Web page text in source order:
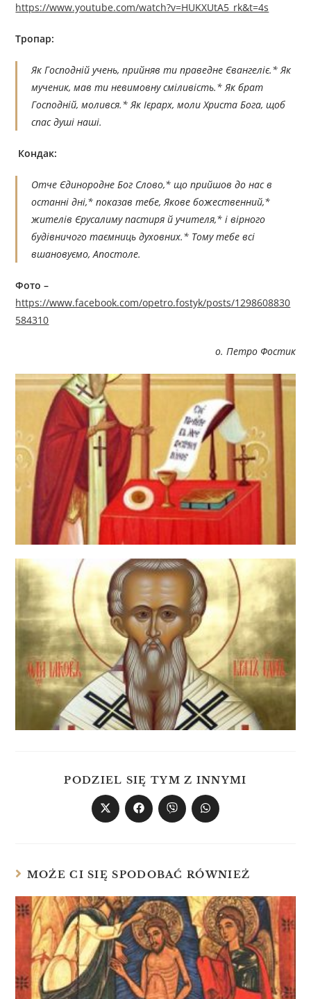
https://www.youtube.com/watch?v=HUKXUtA5_rk&t=4s
Тропар:
Як Господній учень, прийняв ти праведне Євангеліє.* Як
мученик, мав ти невимовну сміливість.* Як брат
Господній, молився.* Як Ієрарх, моли Христа Бога, щоб
спас душі наші.
Кондак:
Отче Єдинородне Бог Слово,* що прийшов до нас в
останні дні,* показав тебе, Якове божественний,*
жителів Єрусалиму пастиря й учителя,* і вірного
будівничого таємниць духовних.* Тому тебе всі
вшановуємо, Апостоле.
Фото –
https://www.facebook.com/opetro.fostyk/posts/1298608830
584310
о. Петро Фостик
PODZIEL SIĘ TYM Z INNYMI
MOŻE CI SIĘ SPODOBAĆ RÓWNIEŻ